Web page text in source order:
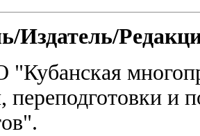
Издатель/
переподготовки